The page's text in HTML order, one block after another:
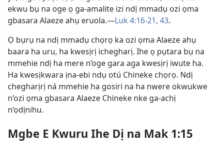
ekwu bụ na oge ọ ga-amalite izi ndị mmadụ ozi ọma
gbasara Alaeze ahụ eruola.​—Luk 4:​16-21, 43.
Ọ bụrụ na ndị mmadụ chọrọ ka ozi ọma Alaeze ahụ
baara ha uru, ha kwesịrị ichegharị. Ihe ọ pụtara bụ na
mmehie ndị ha mere n’oge gara aga kwesịrị iwute ha.
Ha kwesịkwara ịna-ebi ndụ otú Chineke chọrọ. Ndị
chegharịrị ná mmehie ha gosiri na ha nwere okwukwe
n’ozi ọma gbasara Alaeze Chineke nke ga-achị
n’ọdịnihu.
Mgbe E Kwuru Ihe Dị na Mak 1:15